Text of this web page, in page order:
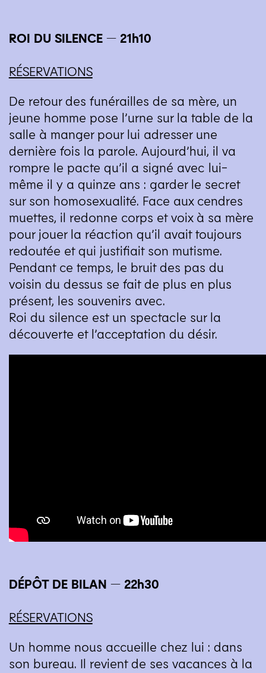
ROI DU SILENCE— 21h10
RÉSERVATIONS
De retour des funérailles de sa mère, un
jeune homme pose l’urne sur la table de la
salle à manger pour lui adresser une
dernière fois la parole. Aujourd’hui, il va
rompre le pacte qu’il a signé avec lui-
même il y a quinze ans : garder le secret
sur son homosexualité. Face aux cendres
muettes, il redonne corps et voix à sa mère
pour jouer la réaction qu’il avait toujours
redoutée et qui justifiait son mutisme.
Pendant ce temps, le bruit des pas du
voisin du dessus se fait de plus en plus
présent, les souvenirs avec.
Roi du silence est un spectacle sur la
découverte et l’acceptation du désir.
DÉPÔT DE BILAN — 22h30
RÉSERVATIONS
Un homme nous accueille chez lui : dans
son bureau. Il revient de ses vacances à la